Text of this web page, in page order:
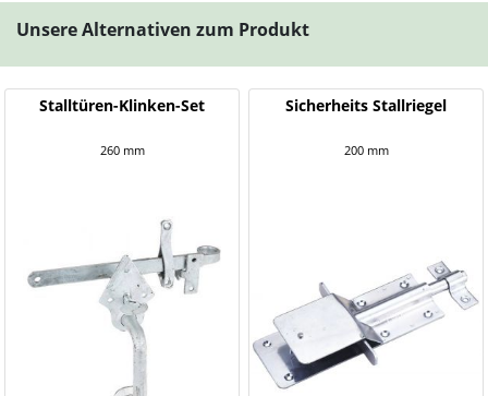
Unsere Alternativen zum Produkt
Stalltüren-Klinken-Set
260 mm
Sicherheits Stallriegel
200 mm